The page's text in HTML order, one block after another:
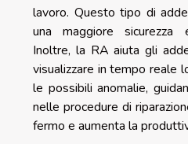
lavoro. Questo tipo di
una maggiore sicurezza
Inoltre, la RA aiuta gli
visualizzare in tempo reale
le possibili anomalie,
nelle procedure di
fermo e aumenta la